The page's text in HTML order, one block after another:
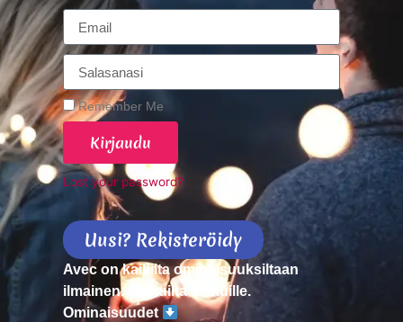
Remember Me
Kirjaudu
Lost your password?
Alternative:
Uusi? Rekisteröidy
Avec on kaikilta ominaisuuksiltaan
ilmainen. Sinkuilta sinkuille.
Ominaisuudet